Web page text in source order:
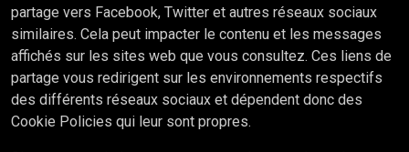
partage vers Facebook, Twitter et autres réseaux sociaux
similaires. Cela peut impacter le contenu et les messages
affichés sur les sites web que vous consultez. Ces liens de
partage vous redirigent sur les environnements respectifs
des différents réseaux sociaux et dépendent donc des
Cookie Policies qui leur sont propres.